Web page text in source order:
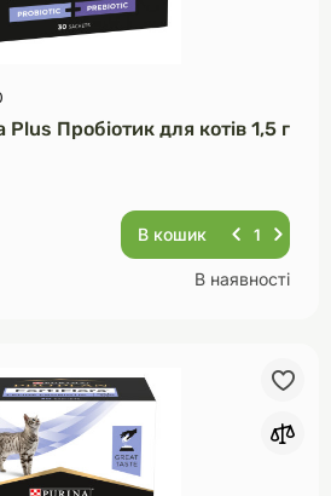
Пробіотик для котів 1,5 г
В кошик
В наявності